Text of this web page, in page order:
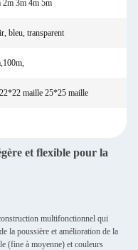
2m 3m 4m 5m
bleu, transparent
maille 25*25 maille
et flexible pour la
multifonctionnel qui
la poussière et amélioration de la
(fine à moyenne) et couleurs